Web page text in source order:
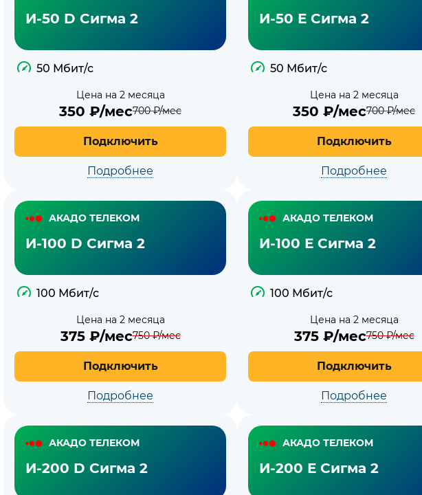
И-50 D Сигма 2
50 Мбит/с
Цена на 2 месяца
350 ₽/мес700₽/мес
Подключить
Подробнее
И-50 Е Сигма 2
50 Мбит/с
Цена на 2 месяца
350 ₽/мес700₽/мес
Подключить
Подробнее
АКАДО ТЕЛЕКОМ
И-100 D Сигма 2
100 Мбит/с
Цена на 2 месяца
375₽/мес750₽/мес
Подключить
Подробнее
АКАДО ТЕЛЕКОМ
И-100 Е Сигма 2
100 Мбит/с
Цена на 2 месяца
375₽/мес750₽/мес
Подключить
Подробнее
АКАДО ТЕЛЕКОМ
И-200 D Сигма 2
АКАДО ТЕЛЕКОМ
И-200 Е Сигма 2